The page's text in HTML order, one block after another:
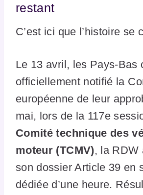
restant
C’est ici que l’histoire se
Le 13 avril, les Pays-Bas
officiellement notifié la
européenne de leur
mai, lors de la 117e
Comité technique des
moteur (TCMV), la RDW
son dossier Article 39 en
dédiée d’une heure.